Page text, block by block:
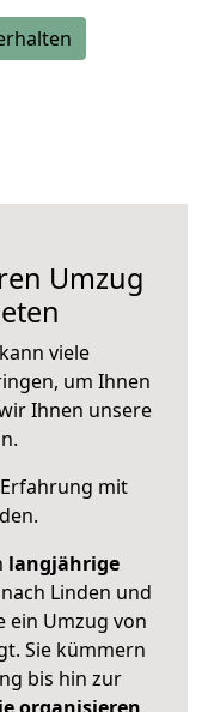
Umzug
viele
um Ihnen
Ihnen unsere
mit
.
langjährige
Linden und
ein Umzug von
Sie kümmern
bis hin zur